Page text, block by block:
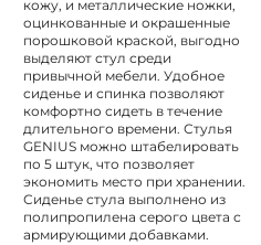
кожу, и металлические ножки,
оцинкованные и окрашенные
порошковой краской, выгодно
выделяют стул среди
привычной мебели. Удобное
сиденье и спинка позволяют
комфортно сидеть в течение
длительного времени. Стулья
GENIUS можно штабелировать
по 5 штук, что позволяет
экономить место при хранении.
Сиденье стула выполнено из
полипропилена серого цвета с
армирующими добавками.